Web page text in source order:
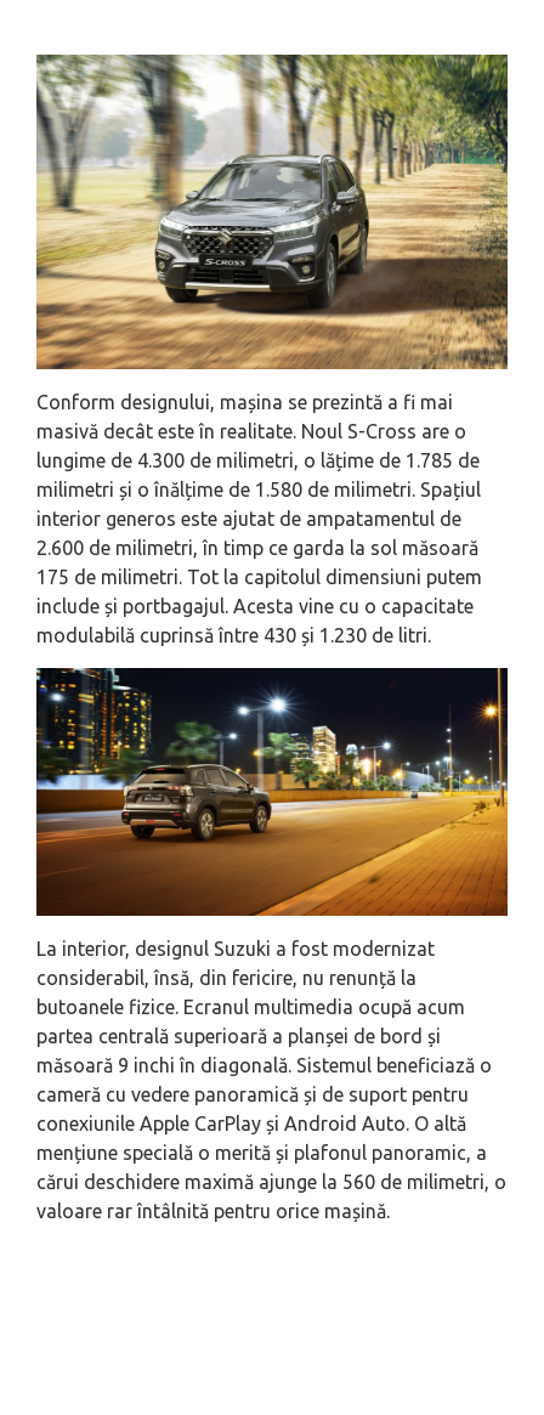
Conform designului, mașina se prezintă a fi mai
masivă decât este în realitate. Noul S-Cross are o
lungime de 4.300 de milimetri, o lățime de 1.785 de
milimetri și o înălțime de 1.580 de milimetri. Spațiul
interior generos este ajutat de ampatamentul de
2.600 de milimetri, în timp ce garda la sol măsoară
175 de milimetri. Tot la capitolul dimensiuni putem
include și portbagajul. Acesta vine cu o capacitate
modulabilă cuprinsă între 430 și 1.230 de litri.
La interior, designul Suzuki a fost modernizat
considerabil, însă, din fericire, nu renunță la
butoanele fizice. Ecranul multimedia ocupă acum
partea centrală superioară a planșei de bord și
măsoară 9 inchi în diagonală. Sistemul beneficiază o
cameră cu vedere panoramică și de suport pentru
conexiunile Apple CarPlay și Android Auto. O altă
mențiune specială o merită și plafonul panoramic, a
cărui deschidere maximă ajunge la 560 de milimetri, o
valoare rar întâlnită pentru orice mașină.